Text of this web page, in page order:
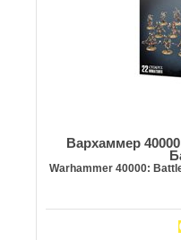
Вархаммер
Warhammer 40000: